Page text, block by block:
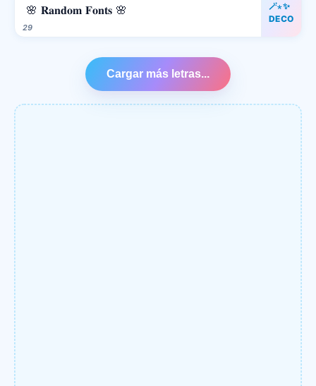
29
🌸 𝐑𝐚𝐧𝐝𝐨𝐦 𝐅𝐨𝐧𝐭𝐬 🌸
🪄⋆✨
DECO
Cargar más letras...